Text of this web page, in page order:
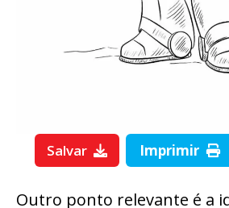
Salvar Imprimir
Outro ponto relevante é a